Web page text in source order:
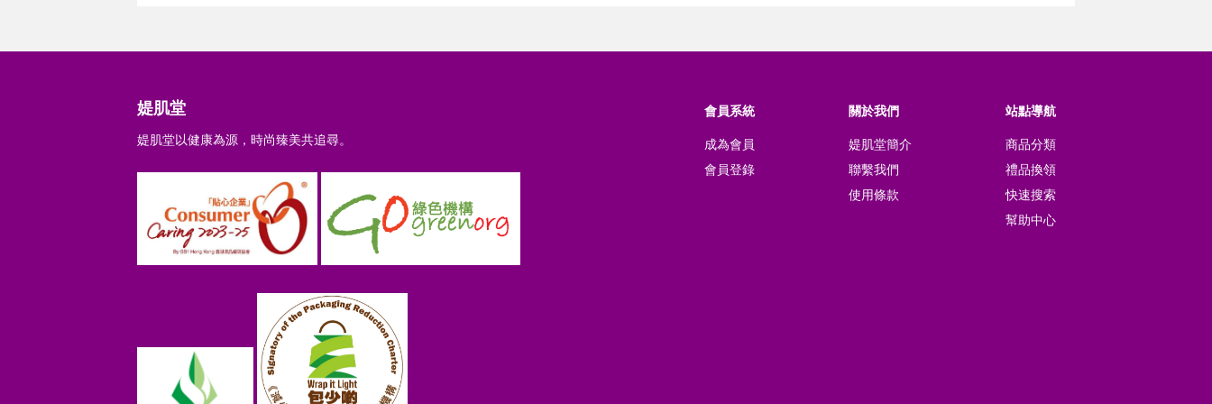
媞肌堂
媞肌堂以健康為源，時尚臻美共追尋。
站點導航
商品分類
禮品換領
快速搜索
幫助中心
關於我們
媞肌堂簡介
聯繫我們
使用條款
會員系統
成為會員
會員登錄